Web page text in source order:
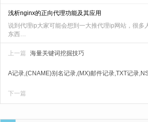
浅析nginx的正向代理功能及其应用
说到代理ip大家可能会想到一大推代理ip网站，很多
东西…
上一篇 海量关键词挖掘技巧
A记录,(CNAME)别名记录,(MX)邮件记录,TXT记录
下一篇